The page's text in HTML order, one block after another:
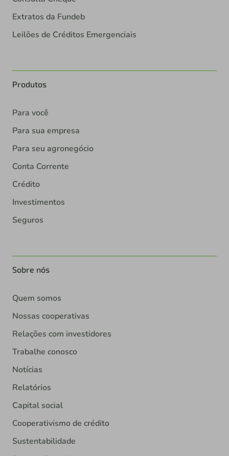
Extratos da Fundeb
Leilões de Créditos Emergenciais
Produtos
Para você
Para sua empresa
Para seu agronegócio
Conta Corrente
Crédito
Investimentos
Seguros
Sobre nós
Quem somos
Nossas cooperativas
Relações com investidores
Trabalhe conosco
Notícias
Relatórios
Capital social
Cooperativismo de crédito
Sustentabilidade